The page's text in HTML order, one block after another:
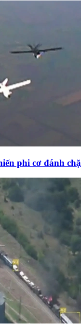
phi cơ đánh